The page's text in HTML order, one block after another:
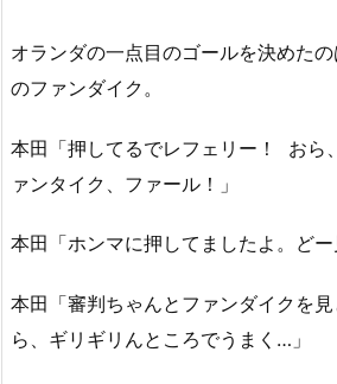
オランダの一点目のゴールを決めた
のファンダイク。
本田「押してるでレフェリー！ おら
ァンタイク、ファール！」
本田「ホンマに押してましたよ。どー
本田「審判ちゃんとファンダイクを
ら、ギリギリんところでうまく…」